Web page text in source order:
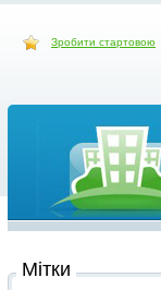
Зробити стартовою
Мітки